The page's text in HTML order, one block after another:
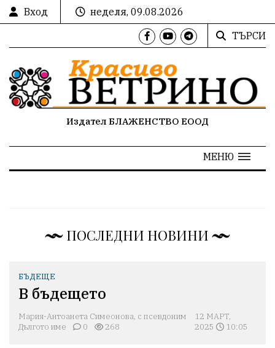
Вход
неделя, 09.08.2026
ТЪРСИ
Издател БЛАЖЕНСТВО ЕООД
МЕНЮ
ПОСЛЕДНИ НОВИНИ
БЪДЕЩЕ
В бъдещето
Мария-Антоанета Симеонова, с псевдоним
Дългото име
0 268
12 МАРТ,
2025
10:05